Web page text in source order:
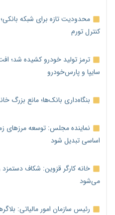
محدودیت تازه برای شبکه
کنترل تورم
سایپا و پارس‌خودرو
بنگاه‌داری بانک‌ها؛ مانع بزرگ
نماینده مجلس: توسعه مرزهای
اساسی تبدیل شود
خانه کارگر قزوین: شکاف
می‌شود
رئیس سازمان امور مالیاتی: